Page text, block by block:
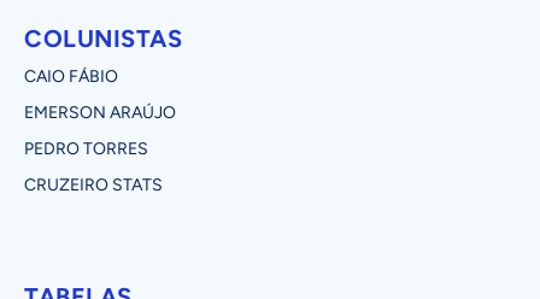
COLUNISTAS
CAIO FÁBIO
EMERSON ARAÚJO
PEDRO TORRES
CRUZEIRO STATS